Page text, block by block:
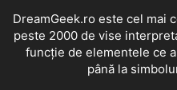
DreamGeek.ro este cel mai
peste 2000 de vise
funcție de elementele ce
până la